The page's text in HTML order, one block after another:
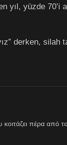
yıl, yüzde 70’i
derken, silah
πέρα από